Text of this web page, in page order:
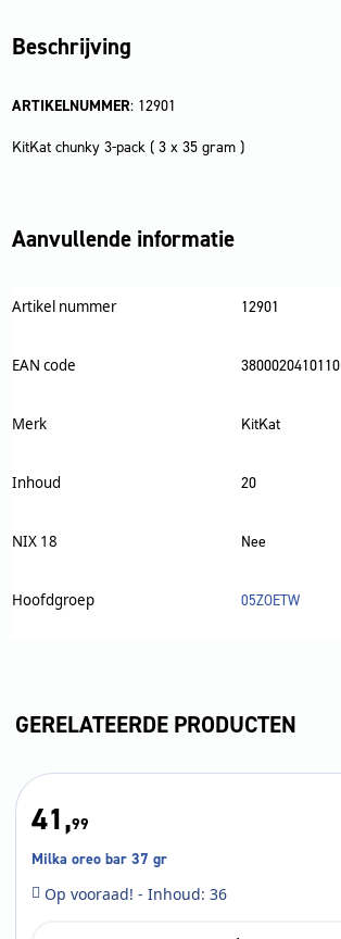
Beschrijving
ARTIKELNUMMER: 12901
KitKat chunky 3-pack ( 3 x 35 gram )
Aanvullende informatie
Artikel nummer 12901
EAN code 3800020410110
Merk KitKat
Inhoud 20
NIX 18 Nee
Hoofdgroep 05ZOETW
GERELATEERDE PRODUCTEN
41,99
Milka oreo bar 37 gr
Op vooraad! - Inhoud: 36